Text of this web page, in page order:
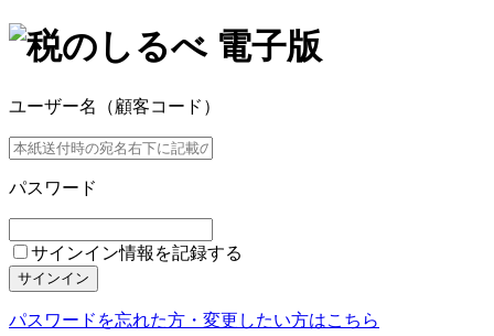
ユーザー名（顧客コード）
パスワード
サインイン情報を記録する
サインイン
パスワードを忘れた方・変更したい方はこちら